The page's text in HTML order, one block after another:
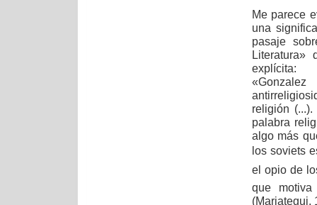
Me parece
una
pasaje
Literatura»
explícita:
religión
palabra
algo más
los soviets
el opio de
que
(Mariategui,